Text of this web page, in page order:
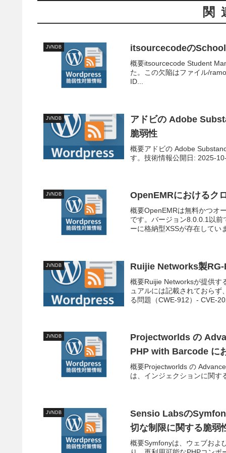
関
JVNDB itsourcecodeの
概要itsourcecode Student
た。この欠陥はファイル/
ID...
JVNDB
アドビの Adobe
脆弱性
概要アドビの Adobe
す。技術情報公開日: 2025-
JVNDB OpenEMRにおけるク
概要OpenEMRは無料かつオ
です。バージョン8.0.0.1以
ーに格納型XSSが存在してい
JVNDB Ruijie Networks製RG-
概要Ruijie Networksが提供す
ュアルには記載されておら
る問題（CWE-912）- CVE-
JVNDB
Projectworlds の
PHP with Barcode に
概要Projectworlds の
は、インジェクションに関す
JVNDB
Sensio Labsの
切な制限に関する脆弱
概要Symfonyは、ウェブおよ